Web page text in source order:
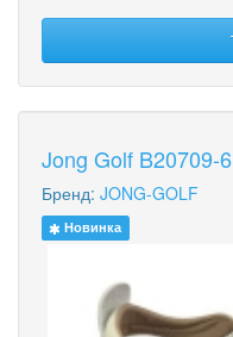
Jong Golf B20709-6
Бренд: JONG-GOLF
Новинка